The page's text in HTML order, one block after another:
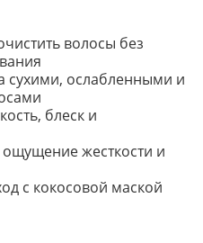
волосы без
сухими, ослабленными и
блеск и
жесткости и
с кокосовой маской